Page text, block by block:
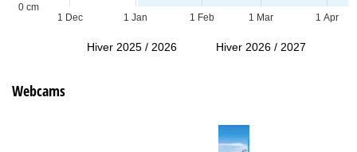
1 Dec 1 Jan 1 Feb 1 Mar 1 Apr
0 cm
Hiver 2025 / 2026 Hiver 2026 / 2027
Webcams